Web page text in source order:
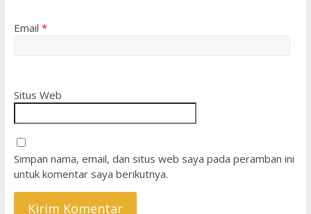
Email *
Situs Web
Simpan nama, email, dan situs web saya pada peramban ini
untuk komentar saya berikutnya.